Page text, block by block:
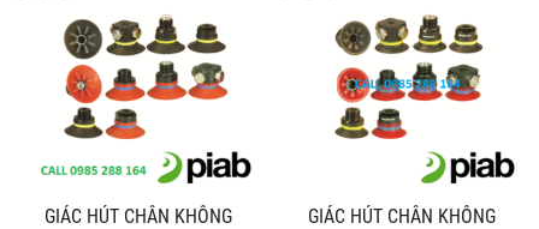
GIÁC HÚT CHÂN KHÔNG
GIÁC HÚT CHÂN KHÔNG